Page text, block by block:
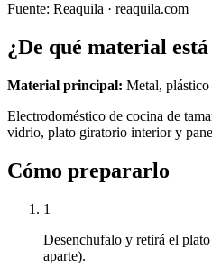
Fuente: Reaquila · reaquila.com
¿De qué material está
Material principal: Metal,
Electrodoméstico de cocina de
vidrio, plato giratorio interior y
Cómo prepararlo
1
Desenchufalo y retirá el
aparte).